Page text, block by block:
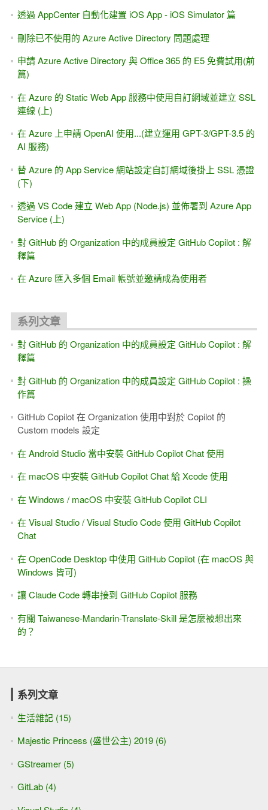
透過 AppCenter 自動化建置 iOS App - iOS Simulator 篇
刪除已不使用的 Azure Active Directory 問題處理
申請 Azure Active Directory 與 Office 365 的 E5 免費試用(前
篇)
在 Azure 的 Static Web App 服務中使用自訂網域並建立 SSL
連線 (上)
在 Azure 上申請 OpenAI 使用...(建立運用 GPT-3/GPT-3.5 的
AI 服務)
替 Azure 的 App Service 網站設定自訂網域後掛上 SSL 憑證
(下)
透過 VS Code 建立 Web App (Node.js) 並佈署到 Azure App
Service (上)
對 GitHub 的 Organization 中的成員設定 GitHub Copilot : 解
釋篇
在 Azure 匯入多個 Email 帳號並邀請成為使用者
系列文章
對 GitHub 的 Organization 中的成員設定 GitHub Copilot : 解
釋篇
對 GitHub 的 Organization 中的成員設定 GitHub Copilot : 操
作篇
GitHub Copilot 在 Organization 使用中對於 Copilot 的
Custom models 設定
在 Android Studio 當中安裝 GitHub Copilot Chat 使用
在 macOS 中安裝 GitHub Copilot Chat 給 Xcode 使用
在 Windows / macOS 中安裝 GitHub Copilot CLI
在 Visual Studio / Visual Studio Code 使用 GitHub Copilot
Chat
在 OpenCode Desktop 中使用 GitHub Copilot (在 macOS 與
Windows 皆可)
讓 Claude Code 轉串接到 GitHub Copilot 服務
有關 Taiwanese-Mandarin-Translate-Skill 是怎麼被想出來
的？
系列文章
生活雜記 (15)
Majestic Princess (盛世公主) 2019 (6)
GStreamer (5)
GitLab (4)